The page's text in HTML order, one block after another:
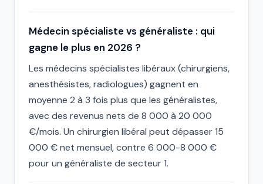
Médecin spécialiste vs généraliste : qui
gagne le plus en 2026 ?
Les médecins spécialistes libéraux (chirurgiens,
anesthésistes, radiologues) gagnent en
moyenne 2 à 3 fois plus que les généralistes,
avec des revenus nets de 8 000 à 20 000
€/mois. Un chirurgien libéral peut dépasser 15
000 € net mensuel, contre 6 000-8 000 €
pour un généraliste de secteur 1.